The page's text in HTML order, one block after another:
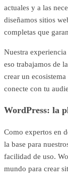
actuales y a las
diseñamos sitios
completas que
Nuestra
eso trabajamos de
crear un
conecte con tu
WordPress: la
Como expertos en
la base para
facilidad de uso.
mundo para crear